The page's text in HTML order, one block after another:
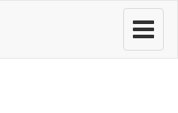
Toggle